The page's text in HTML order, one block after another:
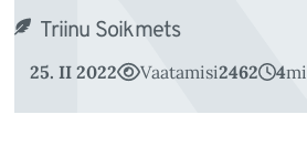
Triinu Soikmets
25. II 2022 Vaatamisi2462 4